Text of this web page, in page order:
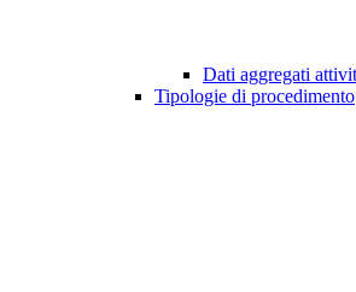
Dati aggregati
Tipologie di procedimento